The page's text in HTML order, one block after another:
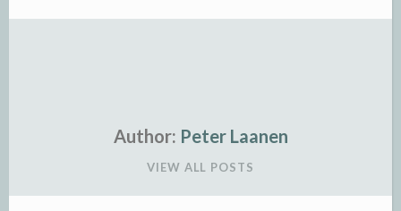
Author: Peter Laanen
VIEW ALL POSTS